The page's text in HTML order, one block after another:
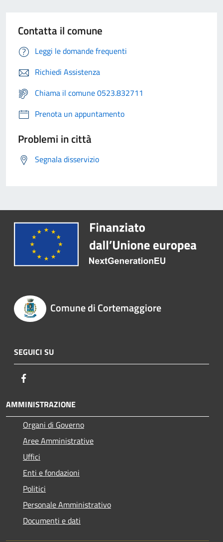
Contatta il comune
Leggi le domande frequenti
Richiedi Assistenza
Chiama il comune 0523.832711
Prenota un appuntamento
Problemi in città
Segnala disservizio
Comune di Cortemaggiore
SEGUICI SU
AMMINISTRAZIONE
Organi di Governo
Aree Amministrative
Uffici
Enti e fondazioni
Politici
Personale Amministrativo
Documenti e dati